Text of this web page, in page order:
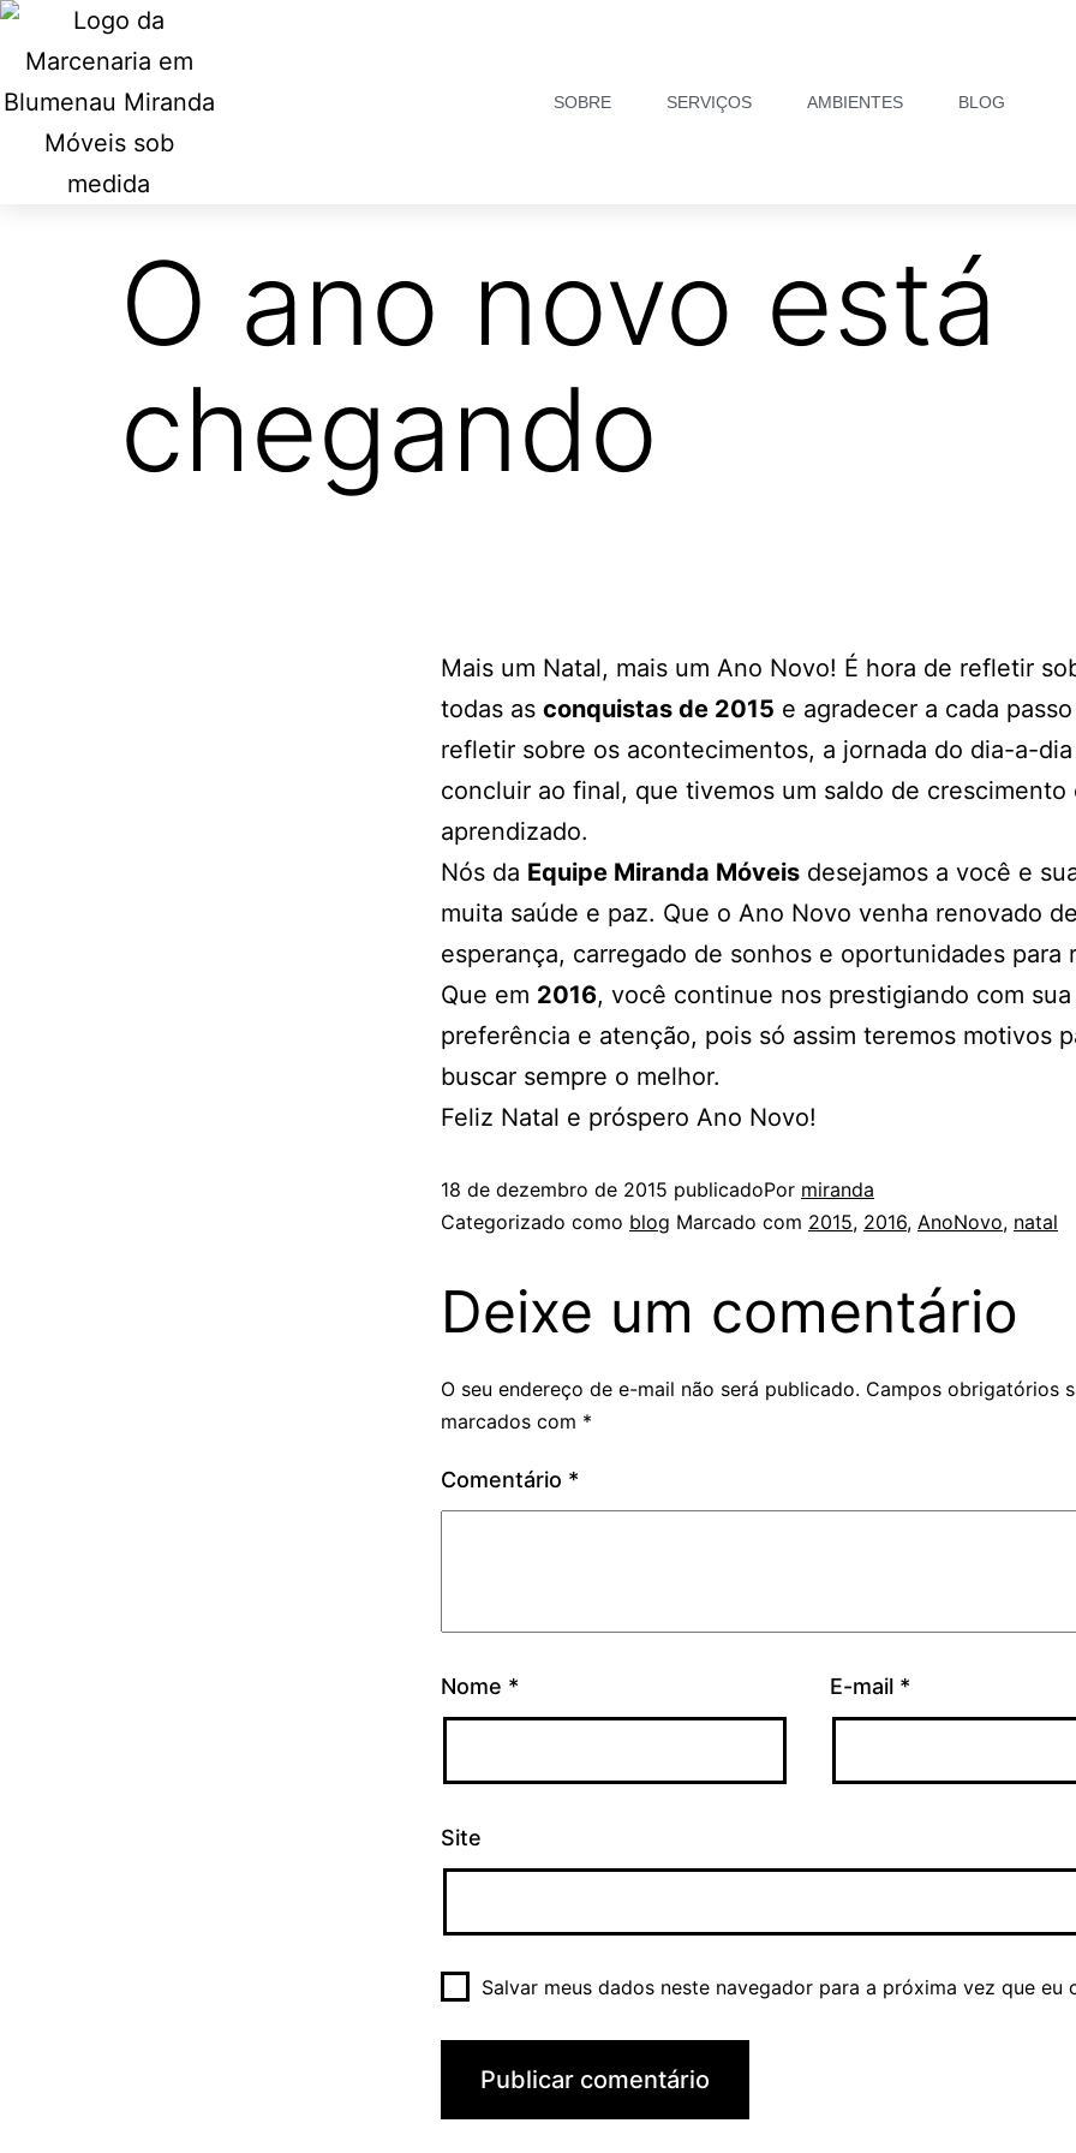
SOBRE SERVIÇOS AMBIENTES BLOG
O ano novo está
chegando
Mais um Natal, mais um Ano Novo! É hora de refletir
todas as conquistas de 2015 e agradecer a cada
refletir sobre os acontecimentos, a jornada do dia-a-
concluir ao final, que tivemos um saldo de crescimento
aprendizado.
Nós da Equipe Miranda Móveis desejamos a você e
muita saúde e paz. Que o Ano Novo venha renovado
esperança, carregado de sonhos e oportunidades para
Que em 2016, você continue nos prestigiando com sua
preferência e atenção, pois só assim teremos motivos
buscar sempre o melhor.
Feliz Natal e próspero Ano Novo!
18 de dezembro de 2015 publicadoPor miranda
Categorizado como blog Marcado com 2015, 2016, AnoNovo, natal
Deixe um comentário
O seu endereço de e-mail não será publicado. Campos obrigatórios
marcados com *
Comentário *
Nome * E-mail *
Site
Salvar meus dados neste navegador para a próxima vez que eu